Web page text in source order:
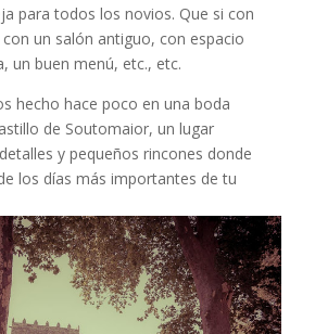
para todos los novios. Que si con
un salón antiguo, con espacio
un buen menú, etc., etc.
hecho hace poco en una boda
de Soutomaior, un lugar
y pequeños rincones donde
los días más importantes de tu